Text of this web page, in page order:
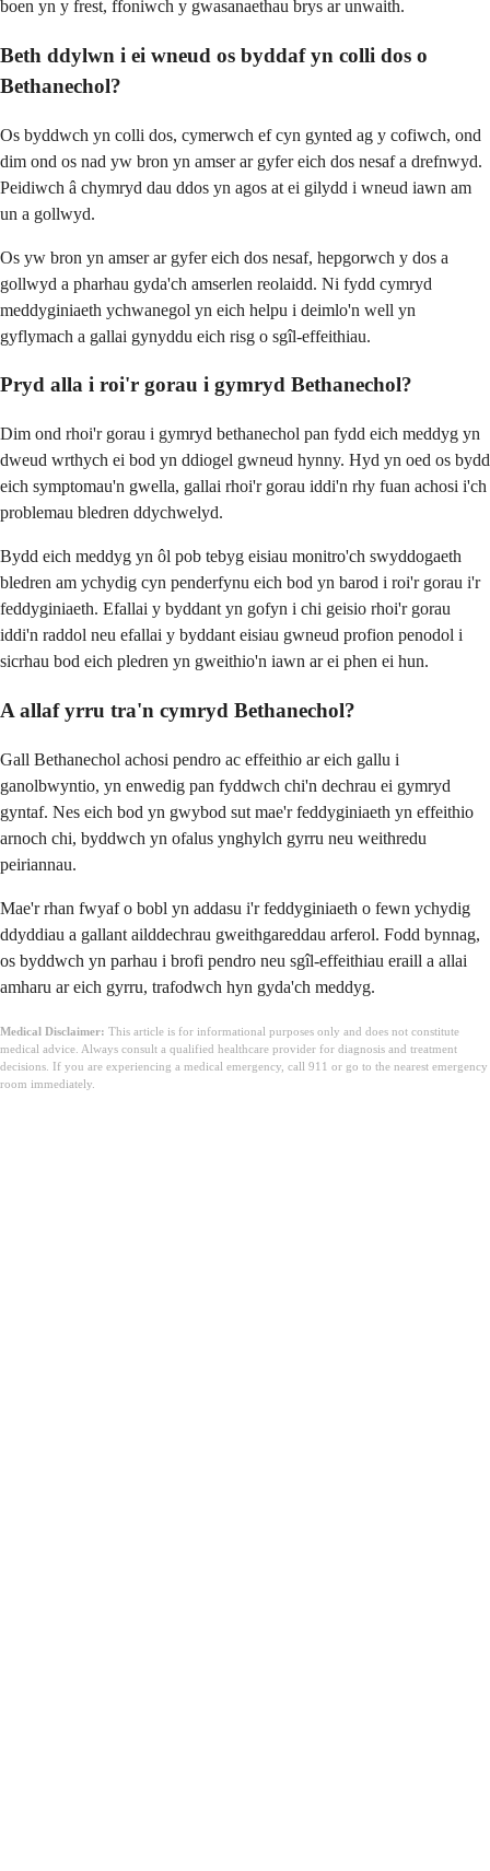
boen yn y frest, ffoniwch y gwasanaethau brys ar unwaith.
Beth ddylwn i ei wneud os byddaf yn colli dos o
Bethanechol?
Os byddwch yn colli dos, cymerwch ef cyn gynted ag y cofiwch, ond
dim ond os nad yw bron yn amser ar gyfer eich dos nesaf a drefnwyd.
Peidiwch â chymryd dau ddos yn agos at ei gilydd i wneud iawn am
un a gollwyd.
Os yw bron yn amser ar gyfer eich dos nesaf, hepgorwch y dos a
gollwyd a pharhau gyda'ch amserlen reolaidd. Ni fydd cymryd
meddyginiaeth ychwanegol yn eich helpu i deimlo'n well yn
gyflymach a gallai gynyddu eich risg o sgîl-effeithiau.
Pryd alla i roi'r gorau i gymryd Bethanechol?
Dim ond rhoi'r gorau i gymryd bethanechol pan fydd eich meddyg yn
dweud wrthych ei bod yn ddiogel gwneud hynny. Hyd yn oed os bydd
eich symptomau'n gwella, gallai rhoi'r gorau iddi'n rhy fuan achosi i'ch
problemau bledren ddychwelyd.
Bydd eich meddyg yn ôl pob tebyg eisiau monitro'ch swyddogaeth
bledren am ychydig cyn penderfynu eich bod yn barod i roi'r gorau i'r
feddyginiaeth. Efallai y byddant yn gofyn i chi geisio rhoi'r gorau
iddi'n raddol neu efallai y byddant eisiau gwneud profion penodol i
sicrhau bod eich pledren yn gweithio'n iawn ar ei phen ei hun.
A allaf yrru tra'n cymryd Bethanechol?
Gall Bethanechol achosi pendro ac effeithio ar eich gallu i
ganolbwyntio, yn enwedig pan fyddwch chi'n dechrau ei gymryd
gyntaf. Nes eich bod yn gwybod sut mae'r feddyginiaeth yn effeithio
arnoch chi, byddwch yn ofalus ynghylch gyrru neu weithredu
peiriannau.
Mae'r rhan fwyaf o bobl yn addasu i'r feddyginiaeth o fewn ychydig
ddyddiau a gallant ailddechrau gweithgareddau arferol. Fodd bynnag,
os byddwch yn parhau i brofi pendro neu sgîl-effeithiau eraill a allai
amharu ar eich gyrru, trafodwch hyn gyda'ch meddyg.
Medical Disclaimer: This article is for informational purposes only and does not constitute
medical advice. Always consult a qualified healthcare provider for diagnosis and treatment
decisions. If you are experiencing a medical emergency, call 911 or go to the nearest emergency
room immediately.